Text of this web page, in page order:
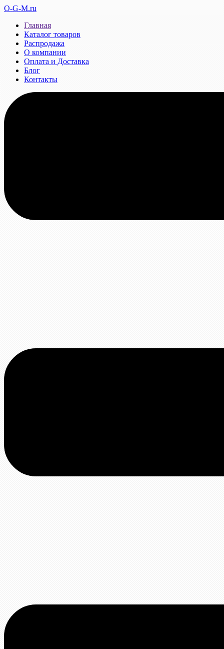
O-G-M.ru
Главная
Каталог товаров
Распродажа
О компании
Оплата и Доставка
Блог
Контакты